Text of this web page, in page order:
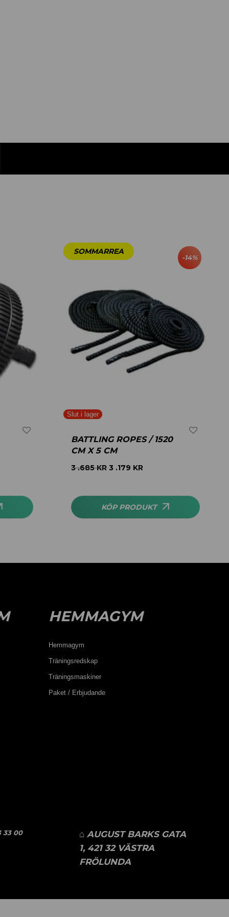
-14%
BATTLING ROPES / 1520
CM X 5 CM
3 .685KR 3 .179 KR
KÖP PRODUKT
HEMMAGYM
Hemmagym
Träningsredskap
Träningsmaskiner
Paket / Erbjudande
33 00
⌂ AUGUST BARKS GATA
1, 421 32 VÄSTRA
FRÖLUNDA